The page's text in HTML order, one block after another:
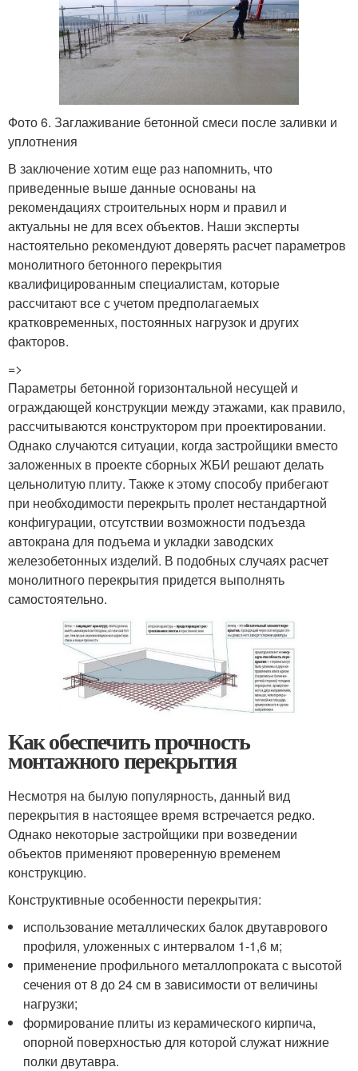
Фото 6. Заглаживание бетонной смеси после заливки и
уплотнения
В заключение хотим еще раз напомнить, что
приведенные выше данные основаны на
рекомендациях строительных норм и правил и
актуальны не для всех объектов. Наши эксперты
настоятельно рекомендуют доверять расчет параметров
монолитного бетонного перекрытия
квалифицированным специалистам, которые
рассчитают все с учетом предполагаемых
кратковременных, постоянных нагрузок и других
факторов.
=>
Параметры бетонной горизонтальной несущей и
ограждающей конструкции между этажами, как правило,
рассчитываются конструктором при проектировании.
Однако случаются ситуации, когда застройщики вместо
заложенных в проекте сборных ЖБИ решают делать
цельнолитую плиту. Также к этому способу прибегают
при необходимости перекрыть пролет нестандартной
конфигурации, отсутствии возможности подъезда
автокрана для подъема и укладки заводских
железобетонных изделий. В подобных случаях расчет
монолитного перекрытия придется выполнять
самостоятельно.
Как обеспечить прочность
монтажного перекрытия
Несмотря на былую популярность, данный вид
перекрытия в настоящее время встречается редко.
Однако некоторые застройщики при возведении
объектов применяют проверенную временем
конструкцию.
Конструктивные особенности перекрытия:
использование металлических балок двутаврового
профиля, уложенных с интервалом 1-1,6 м;
применение профильного металлопроката с высотой
сечения от 8 до 24 см в зависимости от величины
нагрузки;
формирование плиты из керамического кирпича,
опорной поверхностью для которой служат нижние
полки двутавра.